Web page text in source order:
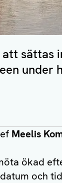
sättas
under
Meelis
ökad
och